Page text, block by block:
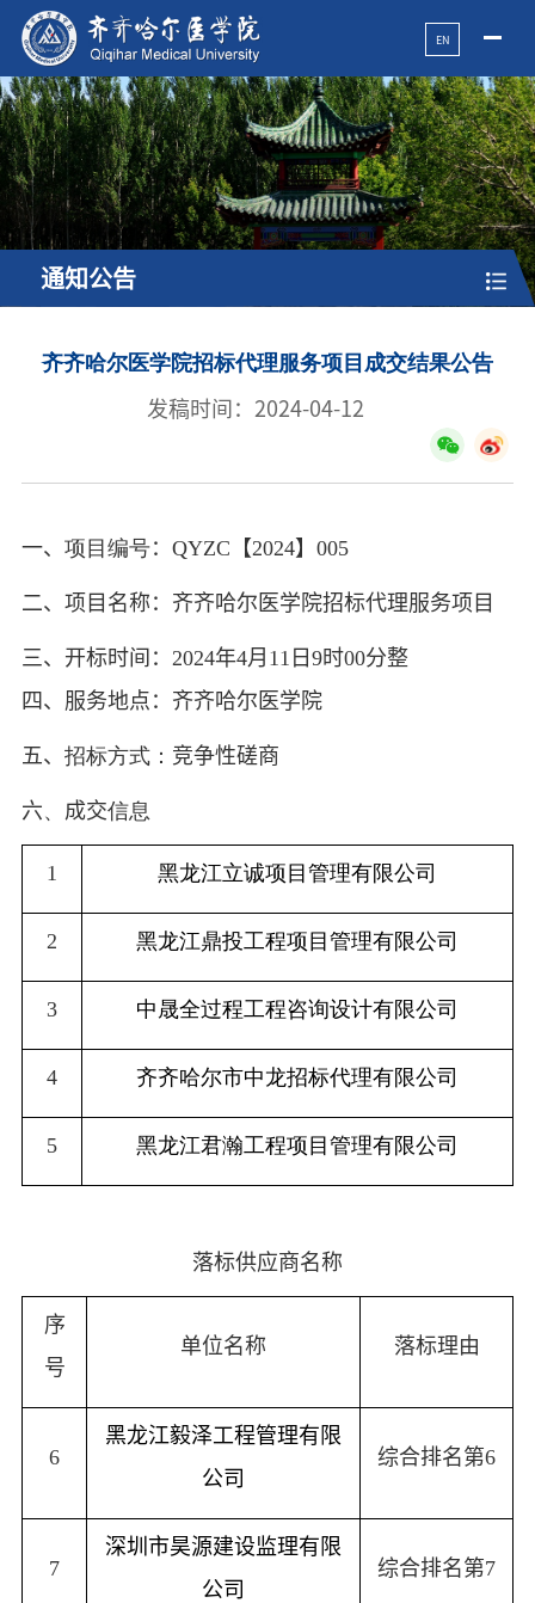
EN
通知公告
齐齐哈尔医学院招标代理服务项目成交结果公告
发稿时间：2024-04-12
一、 项目编号： QYZC 【2024】 005
二、项目名称：齐齐哈尔医学院招标代理服务项目
三、开标时间： 2024年4月 11 日 9时00分整
四、服务地点： 齐齐哈尔医学院
五、 招标方式： 竞争性磋商
六、 成交信息
1 黑龙江立诚项目管理有限公司
2 黑龙江鼎投工程项目管理有限公司
3 中晟全过程工程咨询设计有限公司
4 齐齐哈尔市中龙招标代理有限公司
5 黑龙江君瀚工程项目管理有限公司
落标供应商名称
序
号
单位名称 落标理由
6
黑龙江毅泽工程管理有限
公司
综合排名第6
7
深圳市昊源建设监理有限
公司
综合排名第7